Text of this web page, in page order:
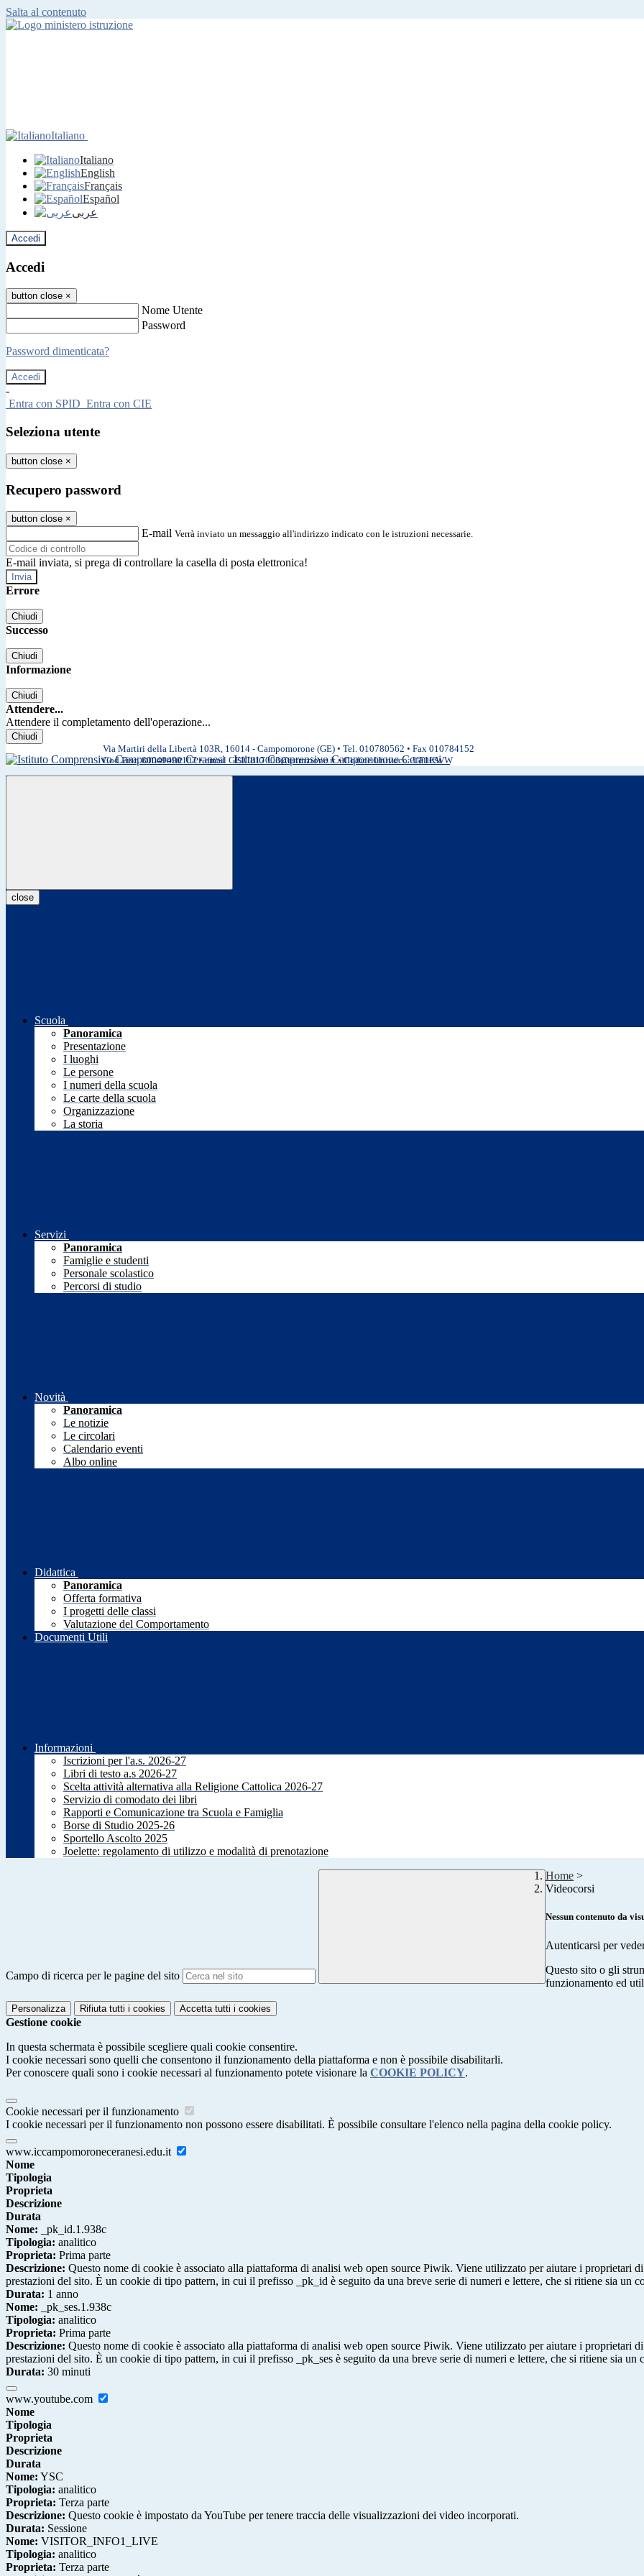
Salta al contenuto
Italiano
Italiano
English
Français
Español
عربى
Accedi
Accedi
button close ×
Nome Utente
Password
Password dimenticata?
-
Entra con SPID Entra con CIE
Seleziona utente
button close ×
Recupero password
button close ×
E-mail Verrà inviato un messaggio all'indirizzo indicato con le istruzioni necessarie.
E-mail inviata, si prega di controllare la casella di posta elettronica!
Errore
Chiudi
Successo
Chiudi
Informazione
Chiudi
Attendere...
Attendere il completamento dell'operazione...
Chiudi
Istituto Comprensivo Campomorone Ceranesi
Via Martiri della Libertà 103R, 16014 - Campomorone (GE) • Tel. 010780562 • Fax 010784152
Cod.Fisc. 80049490107 • email GEIC817003@istruzione.it • Codice Univoco: UF1KWW
close
Scuola
Panoramica
Presentazione
I luoghi
Le persone
I numeri della scuola
Le carte della scuola
Organizzazione
La storia
Servizi
Panoramica
Famiglie e studenti
Personale scolastico
Percorsi di studio
Novità
Panoramica
Le notizie
Le circolari
Calendario eventi
Albo online
Didattica
Panoramica
Offerta formativa
I progetti delle classi
Valutazione del Comportamento
Documenti Utili
Informazioni
Iscrizioni per l'a.s. 2026-27
Libri di testo a.s 2026-27
Scelta attività alternativa alla Religione Cattolica 2026-27
Servizio di comodato dei libri
Rapporti e Comunicazione tra Scuola e Famiglia
Borse di Studio 2025-26
Sportello Ascolto 2025
Joelette: regolamento di utilizzo e modalità di prenotazione
Campo di ricerca per le pagine del sito
Home >
Videocorsi
Nessun contenuto da
Autenticarsi per
Questo sito o gli
funzionamento ed
Personalizza Rifiuta tutti i cookies Accetta tutti i cookies
Gestione cookie
In questa schermata è possibile scegliere quali cookie consentire.
I cookie necessari sono quelli che consentono il funzionamento della piattaforma e non è possibile disabilitarli.
Per conoscere quali sono i cookie necessari al funzionamento potete visionare la COOKIE POLICY.
Cookie necessari per il funzionamento
I cookie necessari per il funzionamento non possono essere disabilitati. È possibile consultare l'elenco nella pagina della cookie policy.
www.iccampomoroneceranesi.edu.it
Nome
Tipologia
Proprieta
Descrizione
Durata
Nome: _pk_id.1.938c
Tipologia: analitico
Proprieta: Prima parte
Descrizione: Questo nome di cookie è associato alla piattaforma di analisi web open source Piwik. Viene utilizzato per aiutare i proprietari
prestazioni del sito. È un cookie di tipo pattern, in cui il prefisso _pk_id è seguito da una breve serie di numeri e lettere, che si ritiene sia un
Durata: 1 anno
Nome: _pk_ses.1.938c
Tipologia: analitico
Proprieta: Prima parte
Descrizione: Questo nome di cookie è associato alla piattaforma di analisi web open source Piwik. Viene utilizzato per aiutare i proprietari
prestazioni del sito. È un cookie di tipo pattern, in cui il prefisso _pk_ses è seguito da una breve serie di numeri e lettere, che si ritiene sia
Durata: 30 minuti
www.youtube.com
Nome
Tipologia
Proprieta
Descrizione
Durata
Nome: YSC
Tipologia: analitico
Proprieta: Terza parte
Descrizione: Questo cookie è impostato da YouTube per tenere traccia delle visualizzazioni dei video incorporati.
Durata: Sessione
Nome: VISITOR_INFO1_LIVE
Tipologia: analitico
Proprieta: Terza parte